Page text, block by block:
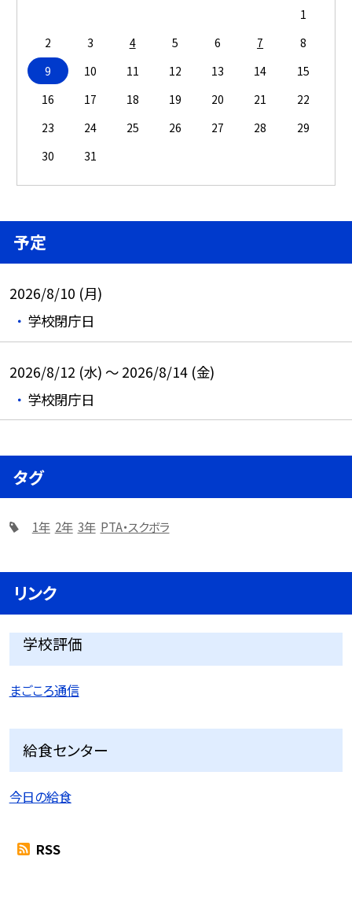
1
2
3 4 5 6 7
8
9
10 11 12 13 14
15
16
17 18 19 20 21
22
23
24 25 26 27 28
29
30
31
予定
2026/8/10 (月)
学校閉庁日
2026/8/12 (水) ～ 2026/8/14 (金)
学校閉庁日
タグ
1年 2年 3年 PTA・スクボラ
リンク
学校評価
まごころ通信
給食センター
今日の給食
RSS